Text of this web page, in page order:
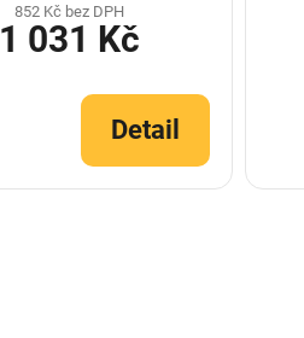
852 Kč bez DPH
1 031 Kč
Detail